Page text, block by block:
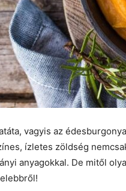
vagyis az
ízletes zöldség
anyagokkal. De mitől